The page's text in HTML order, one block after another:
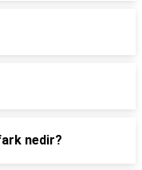
nedir?